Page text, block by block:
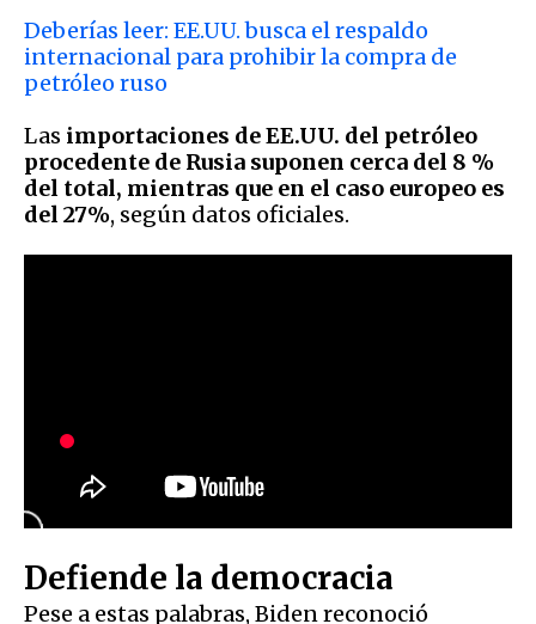
Deberías leer: EE.UU. busca el respaldo
internacional para prohibir la compra de
petróleo ruso
Las importaciones de EE.UU. del petróleo
procedente de Rusia suponen cerca del 8 %
del total, mientras que en el caso europeo es
del 27%, según datos oficiales.
Defiende la democracia
Pese a estas palabras, Biden reconoció